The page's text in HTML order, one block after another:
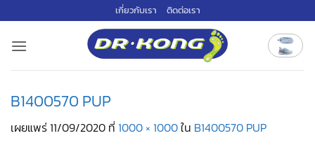
ไป
เกี่ยวกับเรา ติดต่อเรา
B1400570 PUP
เผยแพร่11/09/2020 ที่ 1000 × 1000ใน B1400570 PUP